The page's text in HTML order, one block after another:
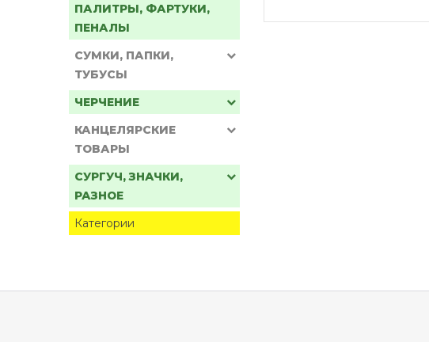
ПАЛИТРЫ, ФАРТУКИ,
ПЕНАЛЫ
СУМКИ, ПАПКИ,
ТУБУСЫ
ЧЕРЧЕНИЕ
КАНЦЕЛЯРСКИЕ
ТОВАРЫ
СУРГУЧ, ЗНАЧКИ,
РАЗНОЕ
Категории